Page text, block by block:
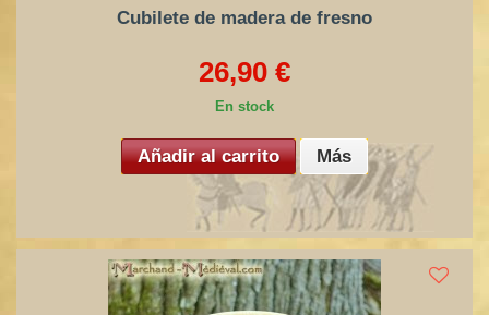
Cubilete de madera de fresno
26,90 €
En stock
Añadir al carrito Más